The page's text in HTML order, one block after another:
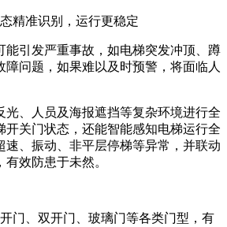
精准识别，运行更稳定
能引发严重事故，如电梯突发冲顶、蹲
障问题，如果难以及时预警，将面临人
光、人员及海报遮挡等复杂环境进行全
开关门状态，还能智能感知电梯运行全
速、振动、非平层停梯等异常，并联动
效防患于未然。
门、双开门、玻璃门等各类门型，有